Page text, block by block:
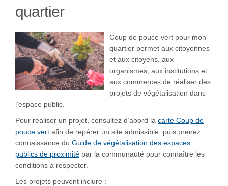
quartier
Coup de pouce vert pour mon
quartier permet aux citoyennes
et aux citoyens, aux
organismes, aux institutions et
aux commerces de réaliser des
projets de végétalisation dans
l’espace public.
Pour réaliser un projet, consultez d’abord la carte Coup de
pouce vert afin de repérer un site admissible, puis prenez
connaissance du Guide de végétalisation des espaces
publics de proximité(Liens externes)
par la communauté pour connaître les
conditions à respecter.
Les projets peuvent inclure :